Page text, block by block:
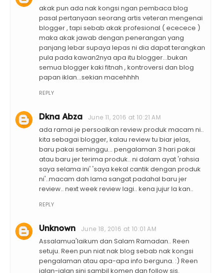
akak pun ada nak kongsi ngan pembaca blog
pasal pertanyaan seorang artis veteran mengenai
blogger , tapi sebab akak profesional ( ececece )
maka akak jawab dengan penerangan yang
panjang lebar supaya lepas ni dia dapat terangkan
pula pada kawan2nya apa itu blogger...bukan
semua blogger kaki fitnah , kontroversi dan blog
papan iklan...sekian macehhhh
REPLY
Dkna Abza June 11, 2016 at 10:21 AM
ada ramai je persoalkan review produk macam ni..
kita sebagai blogger, kalau review tu biar jelas,
baru pakai seminggu... pengalaman 3 hari pakai
atau baru jer terima produk.. ni dalam ayat 'rahsia
saya selama ini' 'saya kekal cantik dengan produk
ni'..macam dah lama sangat padahal baru jer
review.. next week review lagi.. kena jujur la kan..
REPLY
Unknown June 18, 2016 at 10:01 AM
Assalamua'laikum dan Salam Ramadan.. Reen
setuju. Reen pun niat nak blog sebab nak kongsi
pengalaman atau apa-apa info berguna. :) Reen
jalan-jalan sini sambil komen dan follow sis.